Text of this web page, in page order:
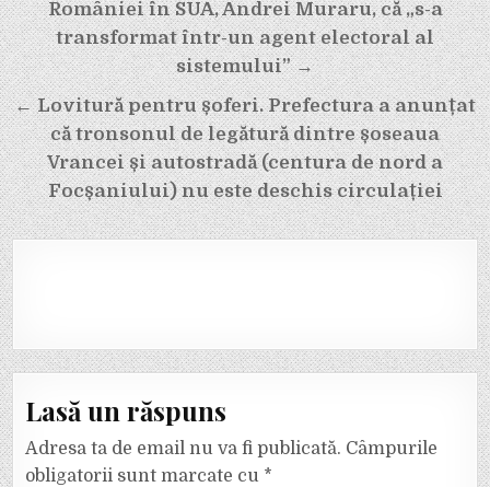
în
articole
României în SUA, Andrei Muraru, că „s-a
transformat într-un agent electoral al
sistemului” →
← Lovitură pentru șoferi. Prefectura a anunțat
că tronsonul de legătură dintre șoseaua
Vrancei și autostradă (centura de nord a
Focșaniului) nu este deschis circulației
Lasă un răspuns
Adresa ta de email nu va fi publicată. Câmpurile
obligatorii sunt marcate cu *